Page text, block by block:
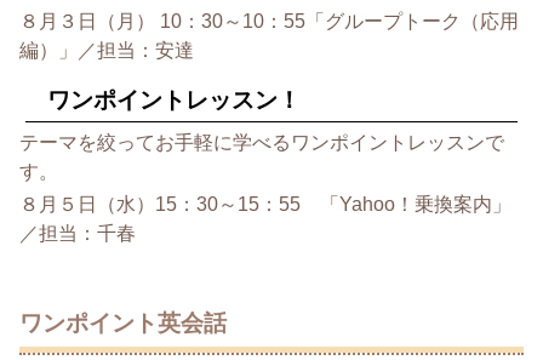
８月３日（月） 10：30～10：55「グループトーク（応用
編）」／担当：安達
ワンポイントレッスン！
テーマを絞ってお手軽に学べるワンポイントレッスンで
す。
８月５日（水）15：30～15：55 「Yahoo！乗換案内」
／担当：千春
ワンポイント英会話